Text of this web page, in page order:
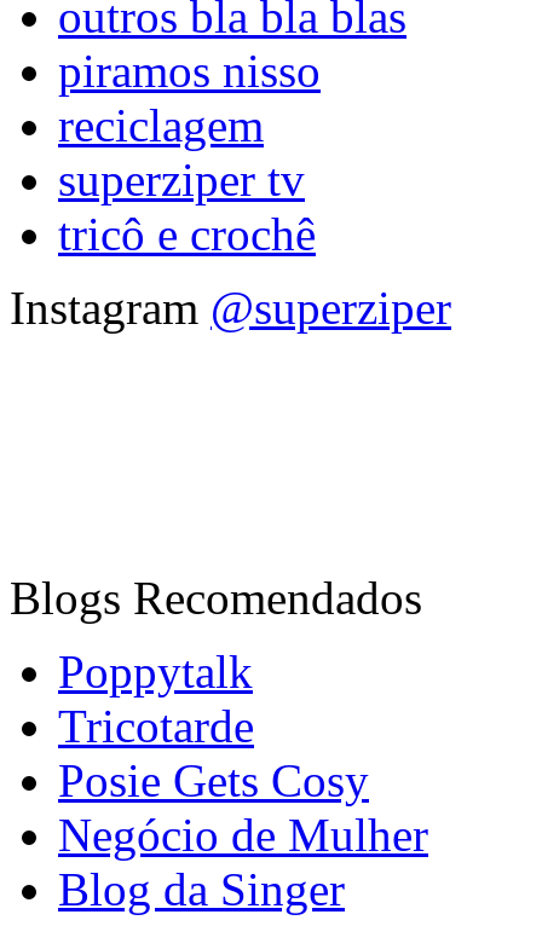
outros bla bla blas
piramos nisso
reciclagem
superziper tv
tricô e crochê
Instagram @superziper
Blogs Recomendados
Poppytalk
Tricotarde
Posie Gets Cosy
Negócio de Mulher
Blog da Singer